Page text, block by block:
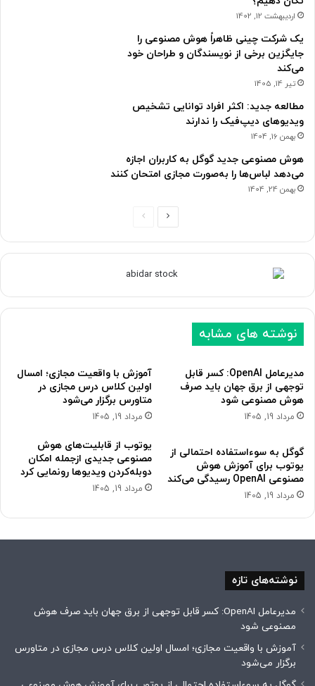
اردیبهشت 12, 1402
یک شرکت چینی ظاهراً هوش مصنوعی را
جایگزین برخی از نویسندگان و طراحان خود
می‌کند
تیر 14, 1405
مطالعه جدید: اکثر افراد توانایی تشخیص
ویدیوهای دیپ‌فیک را ندارند
بهمن 16, 1404
هوش مصنوعی جدید گوگل به کاربران اجازه
می‌دهد لباس‌ها را به‌صورت مجازی امتحان کنند
بهمن 24, 1404
ح
ه
ق
ح
ه
ب
نوشته های مشابه
مدیرعامل OpenAI: کسر قابل
توجهی از برق جهان باید صرف
هوش مصنوعی شود
مرداد 19, 1405
آموزش با واقعیت مجازی؛ امسال
اولین کلاس درس مجازی در
متاورس برگزار می‌شود
مرداد 19, 1405
گوگل به سوءاستفاده احتمالی از
یوتوب برای آموزش هوش
مصنوعی OpenAI رسیدگی می‌کند
مرداد 19, 1405
یوتوب از قابلیت‌های هوش
مصنوعی جدیدی ازجمله امکان
دوبله‌کردن ویدیوها رونمایی کرد
مرداد 19, 1405
نوشته‌های تازه
مدیرعامل OpenAI: کسر قابل توجهی از برق جهان باید صرف هوش
مصنوعی شود
آموزش با واقعیت مجازی؛ امسال اولین کلاس درس مجازی در متاورس
برگزار می‌شود